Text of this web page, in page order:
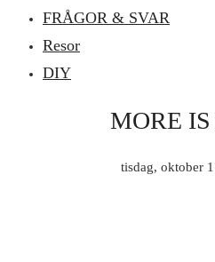
FRÅGOR & SVAR
Resor
DIY
MORE
tisdag, oktober